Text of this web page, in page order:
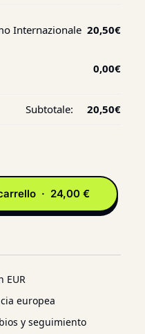
Internazionale 20,50€
0,00€
Subtotale: 20,50€
· 24,00 €
EUR
europea
y seguimiento